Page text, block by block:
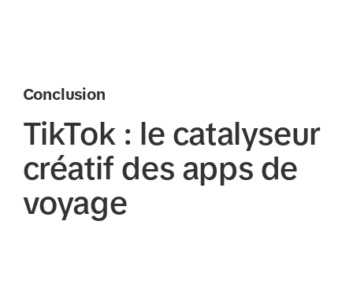
Conclusion
TikTok : le catalyseur
créatif des apps de
voyage